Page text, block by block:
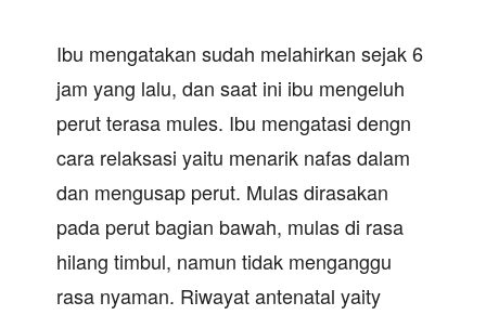
Ibu mengatakan sudah melahirkan sejak 6
jam yang lalu, dan saat ini ibu mengeluh
perut terasa mules. Ibu mengatasi dengn
cara relaksasi yaitu menarik nafas dalam
dan mengusap perut. Mulas dirasakan
pada perut bagian bawah, mulas di rasa
hilang timbul, namun tidak menganggu
rasa nyaman. Riwayat antenatal yaity